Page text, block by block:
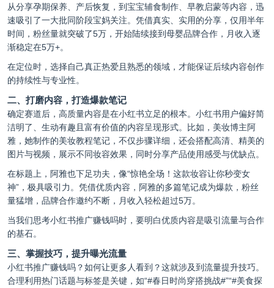
从分享孕期保养、产后恢复，到宝宝辅食制作、早教启蒙等内容，迅
速吸引了一大批同阶段宝妈关注。凭借真实、实用的分享，仅用半年
时间，粉丝量就突破了5万，开始陆续接到母婴品牌合作，月收入逐
渐稳定在5万+。
在定位时，选择自己真正热爱且熟悉的领域，才能保证后续内容创作
的持续性与专业性。
二、打磨内容，打造爆款笔记
确定赛道后，高质量内容是在小红书立足的根本。小红书用户偏好简
洁明了、生动有趣且富有价值的内容呈现形式。比如，美妆博主阿
雅，她制作的美妆教程笔记，不仅步骤详细，还会搭配高清、精美的
图片与视频，展示不同妆容效果，同时分享产品使用感受与优缺点。
在标题上，阿雅也下足功夫，像“惊艳全场！这款妆容让你秒变女
神”，极具吸引力。凭借优质内容，阿雅的多篇笔记成为爆款，粉丝
量猛增，品牌合作邀约不断，月收入轻松超过5万。
当我们思考小红书推广赚钱吗时，要明白优质内容是吸引流量与合作
的基石。
三、掌握技巧，提升曝光流量
小红书推广赚钱吗？如何让更多人看到？这就涉及到流量提升技巧。
合理利用热门话题与标签是关键，如“#春日时尚穿搭挑战#”“#美食探